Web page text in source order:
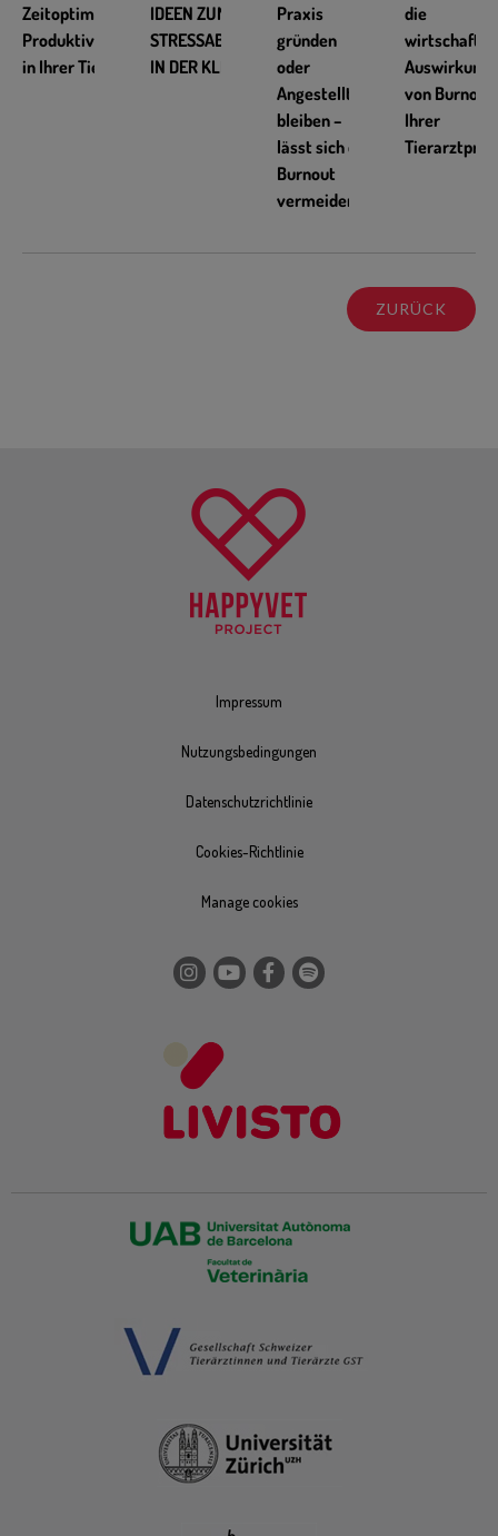
Zeitoptimierung und
Produktivitätssteigerung
in Ihrer Tierarztpraxis
IDEEN ZUM
STRESSABBAU
IN DER KLINIK
Praxis
gründen
oder
Angestellte:r
bleiben –
lässt sich ein
Burnout
vermeiden?
die
von Burnout
Ihrer
ZURÜCK
Impressum
Nutzungsbedingungen
Datenschutzrichtlinie
Cookies-Richtlinie
Manage cookies